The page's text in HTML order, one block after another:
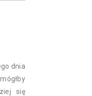
dnia
się